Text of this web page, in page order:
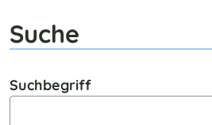
Suche
Suchbegriff